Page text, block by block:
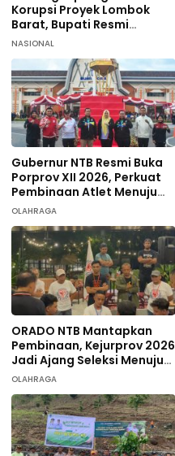
Korupsi Proyek Lombok
Barat, Bupati Resmi
Tersangka
NASIONAL
Gubernur NTB Resmi Buka
Porprov XII 2026, Perkuat
Pembinaan Atlet Menuju
PON 2028
OLAHRAGA
ORADO NTB Mantapkan
Pembinaan, Kejurprov 2026
Jadi Ajang Seleksi Menuju
Nasional
OLAHRAGA